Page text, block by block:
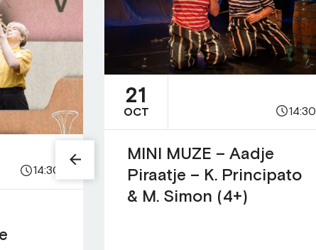
14:30
21
OCT 14:30
MINI MUZE – Aadje
Piraatje – K. Principato
& M. Simon (4+)